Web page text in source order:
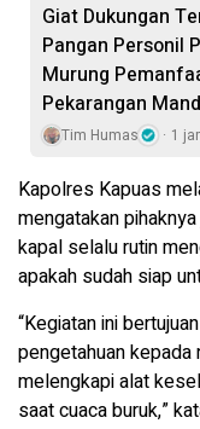
Giat Dukungan
Pangan Personil
Murung
Pekarangan
Tim Humas 1
Kapolres Kapuas
mengatakan
kapal selalu rutin
apakah sudah siap
“Kegiatan ini
pengetahuan
melengkapi alat
saat cuaca buruk,”